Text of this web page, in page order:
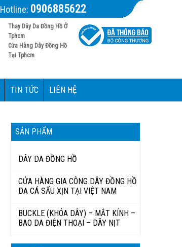
Hotline: 0906885622
Thay Dây Da Đồng Hồ Ở
Tphcm
Cửa Hàng Dây Đồng Hồ
Tại Tphcm
TIN TỨC LIÊN HỆ
SẢN PHẨM
DÂY DA ĐỒNG HỒ
CỬA HÀNG GIA CÔNG DÂY ĐỒNG HỒ
DA CÁ SẤU XỊN TẠI VIỆT NAM
BUCKLE (KHÓA DÂY) – MẮT KÍNH –
BAO DA ĐIỆN THOẠI – DÂY NỊT